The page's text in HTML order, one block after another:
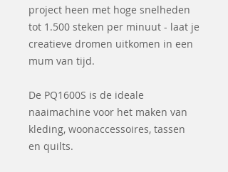
project heen met hoge snelheden
tot 1.500 steken per minuut - laat je
creatieve dromen uitkomen in een
mum van tijd.
De PQ1600S is de ideale
naaimachine voor het maken van
kleding, woonaccessoires, tassen
en quilts.